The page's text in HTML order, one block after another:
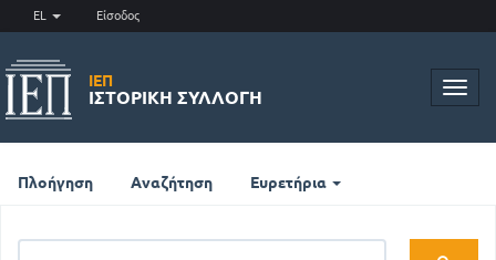
EL Είσοδος
ΙΕΠ
ΙΣΤΟΡΙΚΉ ΣΥΛΛΟΓΉ
Πλοήγηση Αναζήτηση Ευρετήρια